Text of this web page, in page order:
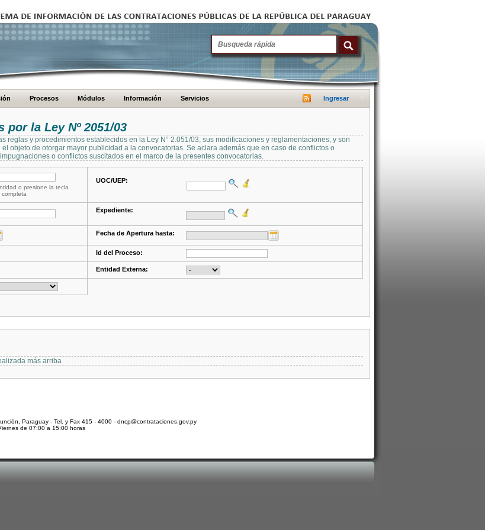
Procesos Módulos Información Servicios Ingresar
la Ley Nº 2051/03
reglas y procedimientos establecidos en la Ley N° 2.051/03, sus modificaciones y reglamentaciones, y son
objeto de otorgar mayor publicidad a la convocatorias. Se aclara además que en caso de conflictos o
o conflictos suscitados en el marco de la presentes convocatorias.
o presione la tecla
UOC/UEP:
Expediente:
Fecha de Apertura hasta:
Id del Proceso:
Entidad Externa:
más arriba
Paraguay - Tel. y Fax 415 - 4000 - dncp@contrataciones.gov.py
de 07:00 a 15:00 horas